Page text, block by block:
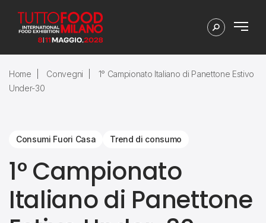
Home Convegni
1° Campionato Italiano di Panettone Estivo
Under-30
Consumi Fuori Casa Trend di consumo
1° Campionato
Italiano di Panettone